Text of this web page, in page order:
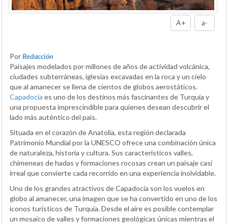
A+ a-
PorRedacción
Paisajes modelados por millones de años de actividad volcánica,
ciudades subterráneas, iglesias excavadas en la roca y un cielo
que al amanecer se llena de cientos de globos aerostáticos.
Capadocia es uno de los destinos más fascinantes de Turquía y
una propuesta imprescindible para quienes desean descubrir el
lado más auténtico del país.
Situada en el corazón de Anatolia, esta región declarada
Patrimonio Mundial por la UNESCO ofrece una combinación única
de naturaleza, historia y cultura. Sus característicos valles,
chimeneas de hadas y formaciones rocosas crean un paisaje casi
irreal que convierte cada recorrido en una experiencia inolvidable.
Uno de los grandes atractivos de Capadocia son los vuelos en
globo al amanecer, una imagen que se ha convertido en uno de los
iconos turísticos de Turquía. Desde el aire es posible contemplar
un mosaico de valles y formaciones geológicas únicas mientras el